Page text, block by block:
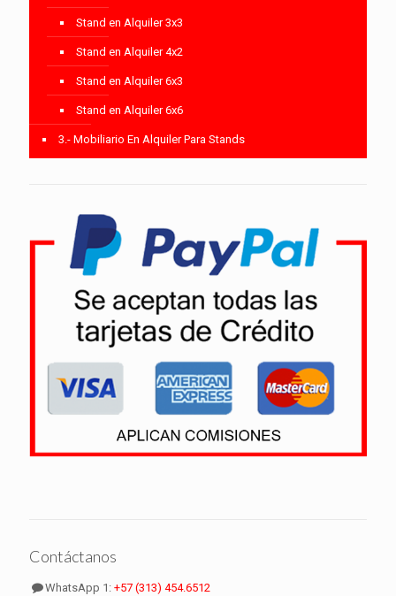
Stand en Alquiler 3x3
Stand en Alquiler 4x2
Stand en Alquiler 6x3
Stand en Alquiler 6x6
3.- Mobiliario En Alquiler Para Stands
Contáctanos
WhatsApp 1:+57 (313) 454.6512